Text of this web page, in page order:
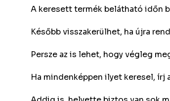
A keresett termék belátható időn
Később visszakerülhet, ha újra
Persze az is lehet, hogy végleg
Ha mindenképpen ilyet keresel, írj